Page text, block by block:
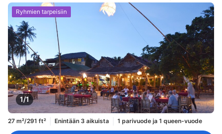
1/1
Ryhmien tarpeisiin
27 m²/291 ft² Enintään 3 aikuista 1 parivuode ja 1 queen-vuode